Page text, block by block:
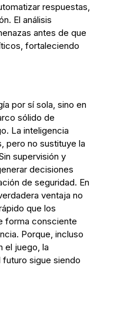
respuestas,
El análisis
antes de que
fortaleciendo
por sí sola, sino en
sólido de
La inteligencia
pero no sustituye la
supervisión y
decisiones
de seguridad. En
ventaja no
que los
forma consciente
Porque, incluso
el juego, la
sigue siendo